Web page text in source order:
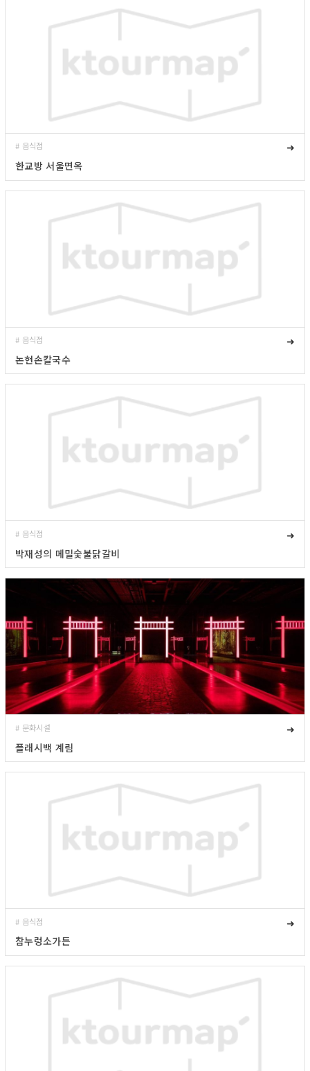
# 음식점
➜
한교방 서울면옥
# 음식점
➜
논현손칼국수
# 음식점
➜
박재성의 메밀숯불닭갈비
# 문화시설
➜
플래시백 계림
# 음식점
➜
참누렁소가든